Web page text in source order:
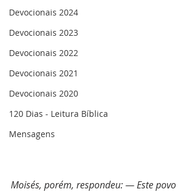
Devocionais 2024
Devocionais 2023
Devocionais 2022
Devocionais 2021
Devocionais 2020
120 Dias - Leitura Bíblica
Mensagens
Moisés, porém, respondeu: — Este povo